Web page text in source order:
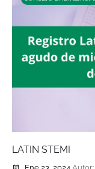
LATIN STEMI